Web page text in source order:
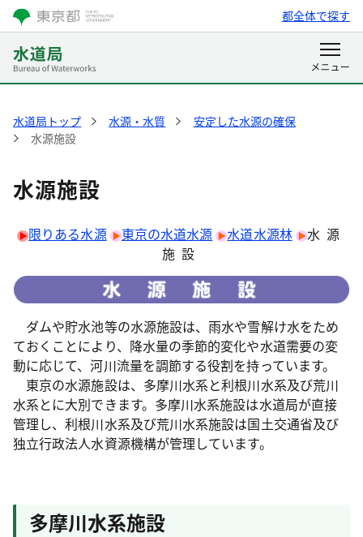
都全体で探す
水道局トップ 水源・水質
安定した水源の確保
水源施設
水源施設
限りある水源 東京の水道水源 水道水源林
水源
施設
ダムや貯水池等の水源施設は、雨水や雪解け水をため
ておくことにより、降水量の季節的変化や水道需要の変
動に応じて、河川流量を調節する役割を持っています。
東京の水源施設は、多摩川水系と利根川水系及び荒川
水系とに大別できます。多摩川水系施設は水道局が直接
管理し、利根川水系及び荒川水系施設は国土交通省及び
独立行政法人水資源機構が管理しています。
多摩川水系施設